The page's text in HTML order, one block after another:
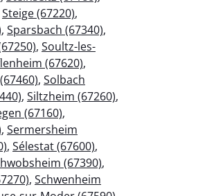
Steige (67220),
, Sparsbach (67340),
, Soultz-les-
(67620),
, Solbach
, Siltzheim (67260),
(67160),
, Sermersheim
, Sélestat (67600),
(67390),
, Schwenheim